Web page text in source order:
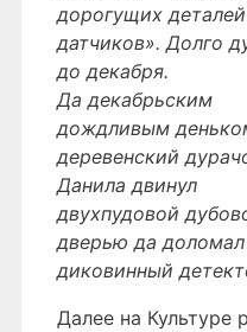
дорогущих
датчиков». Долго
до декабря.
Да декабрьским
дождливым
деревенский
Данила двинул
двухпудовой
дверью да доломал
диковинный
Далее на Культуре